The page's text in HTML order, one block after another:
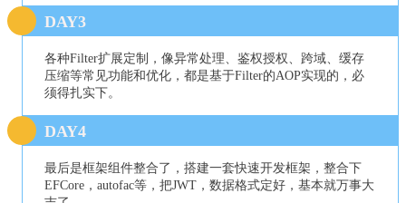
DAY3
各种Filter扩展定制，像异常处理、鉴权授权、跨域、缓存
压缩等常见功能和优化，都是基于Filter的AOP实现的，必
须得扎实下。
DAY4
最后是框架组件整合了，搭建一套快速开发框架，整合下
EFCore，autofac等，把JWT ，数据格式定好， 基本就万事大